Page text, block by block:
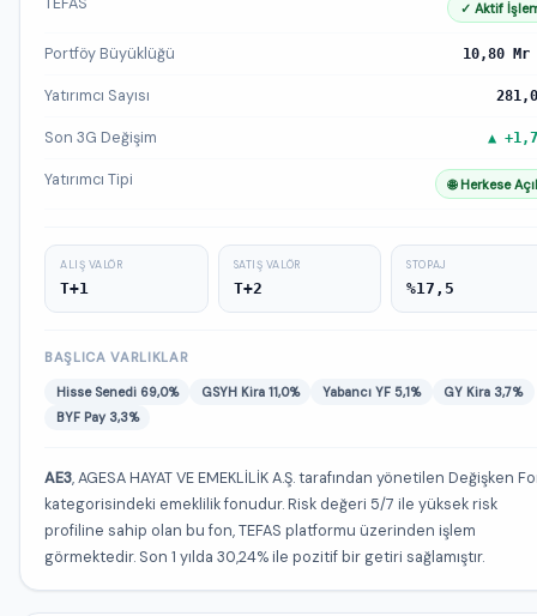
✓ Aktif
Portföy Büyüklüğü 10,80 Mr
Yatırımcı Sayısı
Son 3G Değişim ▲
Yatırımcı Tipi 🌐 Herkese
ALIŞ VALÖR
T+1
SATIŞ VALÖR
T+2
STOPAJ
%17,5
BAŞLICA VARLIKLAR
Hisse Senedi 69,0% GSYH Kira 11,0% Yabancı YF 5,1%
GY Kira 3,7%
BYF Pay 3,3%
AE3, AGESA HAYAT VE EMEKLİLİK A.Ş. tarafından yönetilen Değişken
kategorisindeki emeklilik fonudur. Risk değeri 5/7 ile yüksek risk
profiline sahip olan bu fon, TEFAS platformu üzerinden işlem
görmektedir. Son 1 yılda 30,24% ile pozitif bir getiri sağlamıştır.